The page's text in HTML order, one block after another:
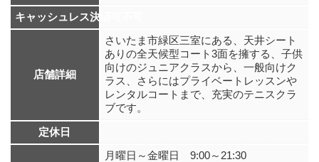
キャッシュレス決済可不可
店舗詳細
さいたま市緑区三室にある、天井シート
ありの全天候型コート3面を擁する、子供
向けのジュニアクラスから、一般向けク
ラス、さらにはプライベートレッスンや
レンタルコートまで、充実のテニスクラ
ブです。
定休日
月曜日～金曜日 9:00～21:30